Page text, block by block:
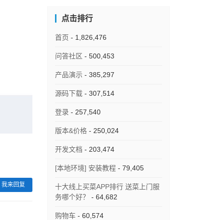
我来回复
点击排行
首页 - 1,826,476
问答社区 - 500,453
产品演示 - 385,297
源码下载 - 307,514
登录 - 257,540
版本&价格 - 250,024
开发文档 - 203,474
[本地环境] 安装教程 - 79,405
十大线上买菜APP排行 送菜上门服
务哪个好？
- 64,682
购物车 - 60,574